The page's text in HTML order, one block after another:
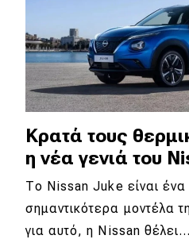
Κρατά τους
η νέα γενιά του
Το Nissan Juke είναι
σημαντικότερα μοντέλα
για αυτό, η Nissan θέλει…